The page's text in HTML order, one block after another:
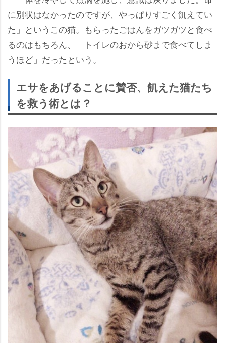
に別状はなかったのですが、やっぱりすごく飢えてい
た」というこの猫。もらったごはんをガツガツと食べ
るのはもちろん、「トイレのおから砂まで食べてしま
うほど」だったという。
エサをあげることに賛否、飢えた猫たち
を救う術とは？